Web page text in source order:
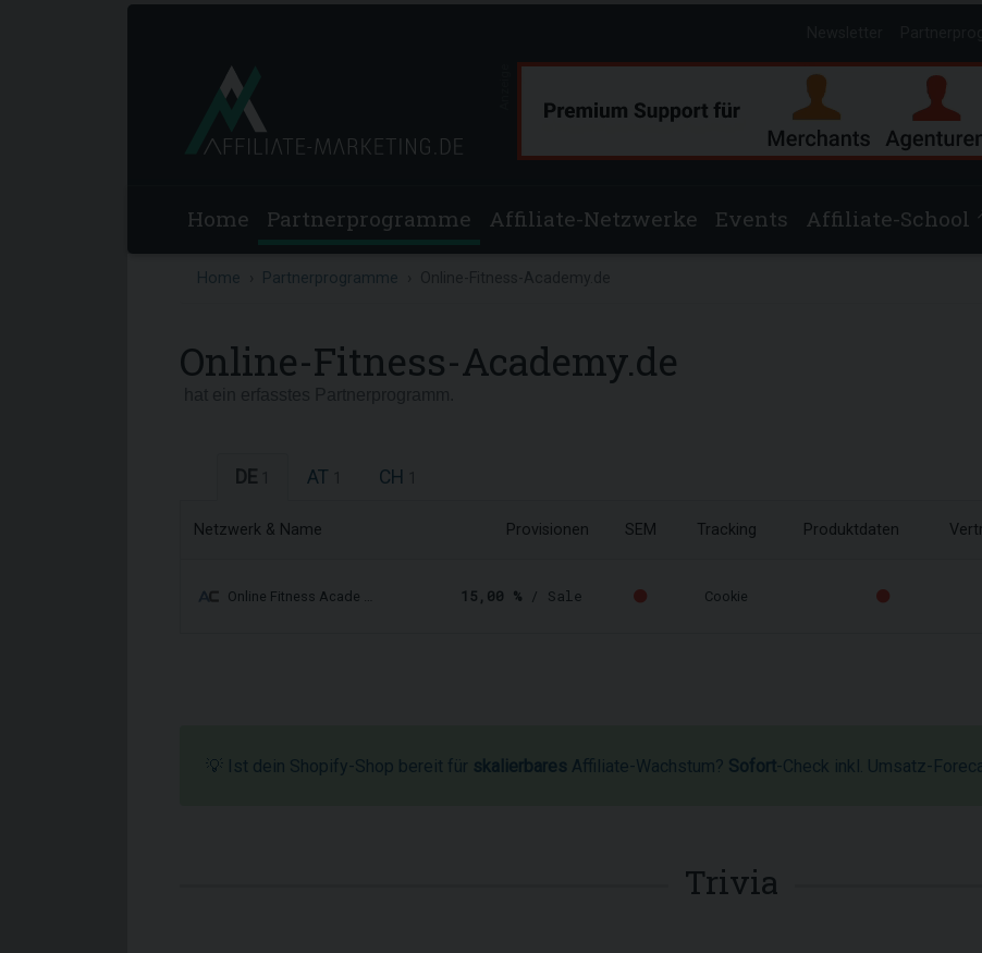
Home Partnerprogramme Affiliate-Netzwerke Events Affiliate-School
Home Partnerprogramme
Online-Fitness-Academy.de
DE AT CH
Netzwerk & Name Provisionen SEM Tracking Produktdaten
Online Fitness Acade … 15,00 % / Sale Cookie
💡 Ist dein Shopify-Shop bereit für skalierbares Affiliate-Wachstum? Sofort-Check inkl. Umsatz-
Trivia